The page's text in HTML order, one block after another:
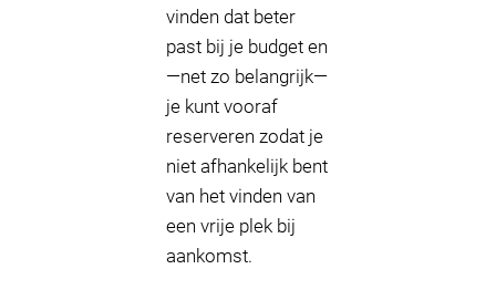
vinden dat beter
past bij je budget en
—net zo belangrijk—
je kunt vooraf
reserveren zodat je
niet afhankelijk bent
van het vinden van
een vrije plek bij
aankomst.